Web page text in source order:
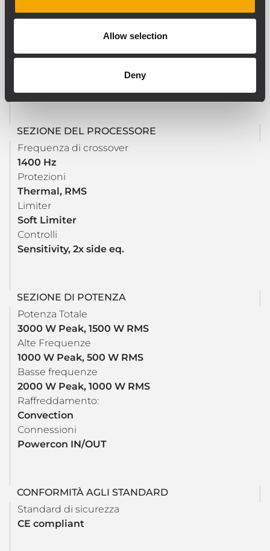
Allow selection
Deny
Connettori in ingresso
Connessioni di uscita
XLR
SEZIONE DEL PROCESSORE
Frequenza di crossover
1400 Hz
Protezioni
Thermal, RMS
Limiter
Soft Limiter
Controlli
Sensitivity, 2x side eq.
SEZIONE DI POTENZA
Potenza Totale
3000 W Peak, 1500 W RMS
Alte Frequenze
1000 W Peak, 500 W RMS
Basse frequenze
2000 W Peak, 1000 W RMS
Raffreddamento:
Convection
Connessioni
Powercon IN/OUT
CONFORMITÀ AGLI STANDARD
Standard di sicurezza
CE compliant